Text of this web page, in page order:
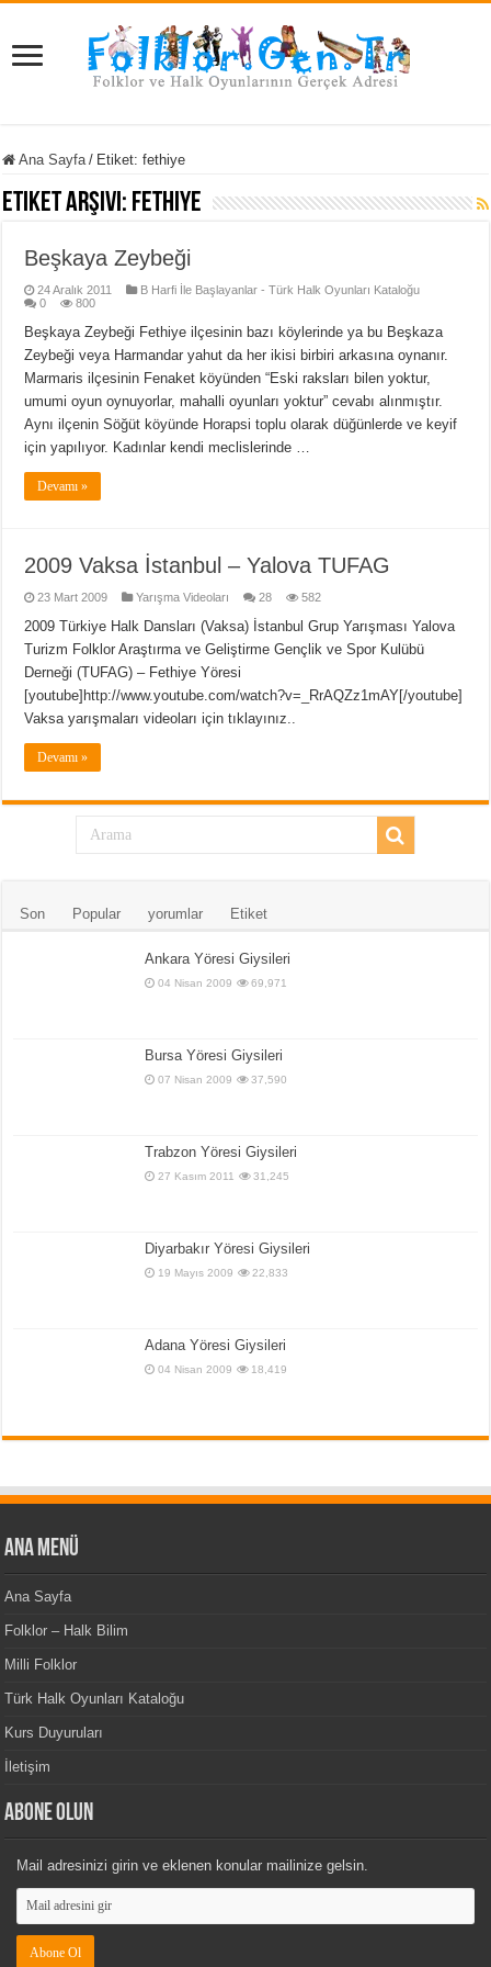
Ana Sayfa / Etiket:fethiye
Etiket Arşivi: fethiye
Beşkaya Zeybeği
24 Aralık 2011
B Harfi İle Başlayanlar - Türk Halk Oyunları Kataloğu
0
800
Beşkaya Zeybeği Fethiye ilçesinin bazı köylerinde ya bu Beşkaza
Zeybeği veya Harmandar yahut da her ikisi birbiri arkasına oynanır.
Marmaris ilçesinin Fenaket köyünden “Eski raksları bilen yoktur,
umumi oyun oynuyorlar, mahalli oyunları yoktur” cevabı alınmıştır.
Aynı ilçenin Söğüt köyünde Horapsi toplu olarak düğünlerde ve keyif
için yapılıyor. Kadınlar kendi meclislerinde …
Devamı »
2009 Vaksa İstanbul – Yalova TUFAG
23 Mart 2009 Yarışma Videoları 28 582
2009 Türkiye Halk Dansları (Vaksa) İstanbul Grup Yarışması Yalova
Turizm Folklor Araştırma ve Geliştirme Gençlik ve Spor Kulübü
Derneği (TUFAG) – Fethiye Yöresi
[youtube]http://www.youtube.com/watch?v=_RrAQZz1mAY[/youtube]
Vaksa yarışmaları videoları için tıklayınız..
Devamı »
Son Popular yorumlar Etiket
Ankara Yöresi Giysileri
04 Nisan 2009 69,971
Bursa Yöresi Giysileri
07 Nisan 2009 37,590
Trabzon Yöresi Giysileri
27 Kasım 2011 31,245
Diyarbakır Yöresi Giysileri
19 Mayıs 2009 22,833
Adana Yöresi Giysileri
04 Nisan 2009 18,419
Ana Menü
Ana Sayfa
Folklor – Halk Bilim
Milli Folklor
Türk Halk Oyunları Kataloğu
Kurs Duyuruları
İletişim
Abone Olun
Mail adresinizi girin ve eklenen konular mailinize gelsin.